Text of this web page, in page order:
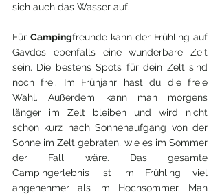
sich auch das Wasser auf.
Für Campingfreunde kann der Frühling auf
Gavdos ebenfalls eine wunderbare Zeit
sein. Die bestens Spots für dein Zelt sind
noch frei. Im Frühjahr hast du die freie
Wahl. Außerdem kann man morgens
länger im Zelt bleiben und wird nicht
schon kurz nach Sonnenaufgang von der
Sonne im Zelt gebraten, wie es im Sommer
der Fall wäre. Das gesamte
Campingerlebnis ist im Frühling viel
angenehmer als im Hochsommer. Man